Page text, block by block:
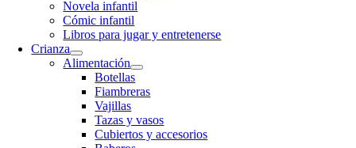
Novela infantil
Cómic infantil
Libros para jugar y entretenerse
Crianza
Alimentación
Botellas
Fiambreras
Vajillas
Tazas y vasos
Cubiertos y accesorios